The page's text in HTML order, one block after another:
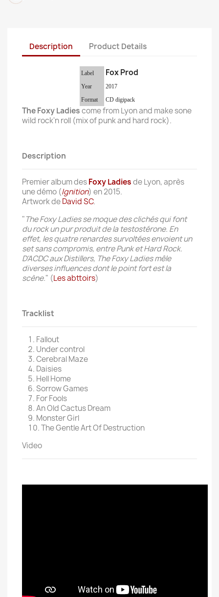
Description Product Details
Label Fox Prod
Year
2017
Format
CD digipack
The Foxy Ladiescome from Lyon and make sone
wild rock'n roll (mix of punk and hard rock).
Description
Premier album desFoxy Ladiesde Lyon, après
une démo (Ignition) en 2015.
Artwork deDavid SC.
"The Foxy Ladies se moque des clichés qui font
du rock un pur produit de la testostérone. En
effet, les quatre renardes survoltées envoient un
set sans compromis, entre Punk et Hard Rock.
D'ACDC aux Distillers, The Foxy Ladies mêle
diverses influences dont le point fort est la
scène." (Les abttoirs)
Tracklist
Fallout
Under control
Cerebral Maze
Daisies
Hell Home
Sorrow Games
For Fools
An Old Cactus Dream
Monster Girl
The Gentle Art Of Destruction
Video